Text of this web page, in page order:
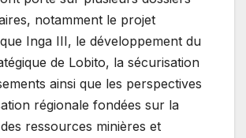
notamment le projet
Inga III, le développement du
de Lobito, la sécurisation
ainsi que les perspectives
régionale fondées sur la
ressources minières et